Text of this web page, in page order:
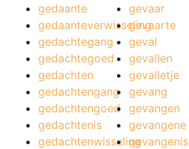
gedaante
gedaanteverwisseling
gedachtegang
gedachtegoed
gedachten
gedachtengang
gedachtengoed
gedachtenis
gedachtenwisseling
gevaar
gevaarte
geval
gevallen
gevalletje
gevang
gevangen
gevangene
gevangenis